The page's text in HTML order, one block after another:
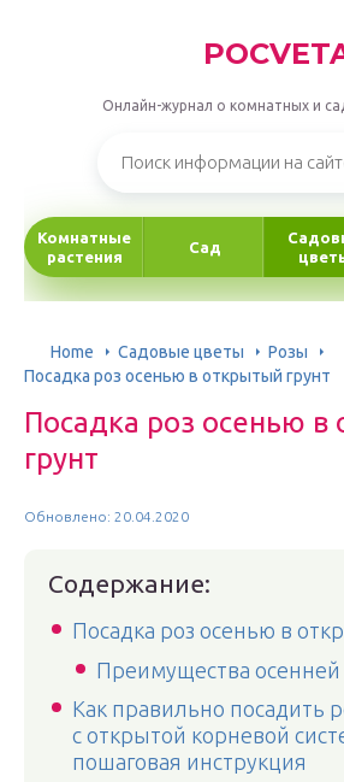
Онлайн-журнал о комнатных и
Комнатные
растения
Сад
Home Садовые цветы
Розы
Посадка роз осенью в открытый грунт
Посадка роз осенью в
грунт
Обновлено: 20.04.2020
Содержание:
Посадка роз осенью в
Преимущества осенней
Как правильно посадить
с открытой корневой
пошаговая инструкция